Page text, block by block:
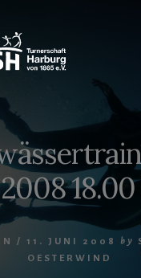
/ 11. JUNI 2008 by
OESTERWIND